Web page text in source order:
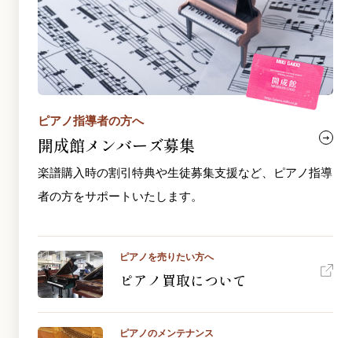
ピアノ指導者の方へ
開成館メンバーズ募集
楽譜購入時の割引特典や生徒募集支援など、ピアノ指導
者の方をサポートいたします。
ピアノを売りたい方へ
ピアノ買取について
ピアノのメンテナンス